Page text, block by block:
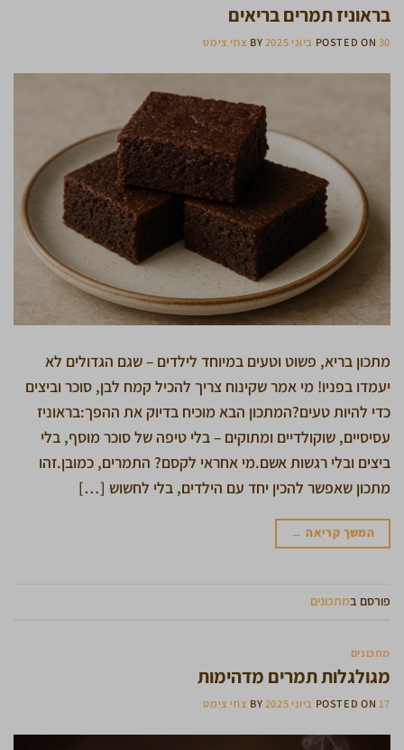
בראוניז תמרים בריאים
POSTED ON30 ביוני 2025 BYצחי צימט
מתכון בריא, פשוט וטעים במיוחד לילדים – שגם הגדולים לא
יעמדו בפניו! מי אמר שקינוח צריך להכיל קמח לבן, סוכר וביצים
כדי להיות טעים?המתכון הבא מוכיח בדיוק את ההפך:בראוניז
עסיסיים, שוקולדיים ומתוקים – בלי טיפה של סוכר מוסף, בלי
ביצים ובלי רגשות אשם.מי אחראי לקסם? התמרים, כמובן.זהו
מתכון שאפשר להכין יחד עם הילדים, בלי לחשוש […]
המשך קריאה→
פורסם במתכונים
מתכונים
מגולגלות תמרים מדהימות
POSTED ON17 ביוני 2025 BYצחי צימט